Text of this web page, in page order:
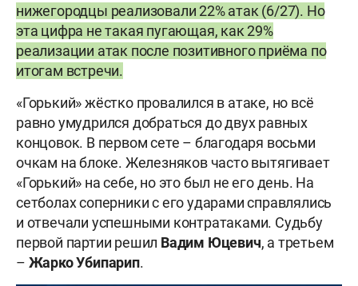
нижегородцы реализовали 22% атак (6/27). Но
эта цифра не такая пугающая, как 29%
реализации атак после позитивного приёма по
итогам встречи.
«Горький» жёстко провалился в атаке, но всё
равно умудрился добраться до двух равных
концовок. В первом сете – благодаря восьми
очкам на блоке. Железняков часто вытягивает
«Горький» на себе, но это был не его день. На
сетболах соперники с его ударами справлялись
и отвечали успешными контратаками. Судьбу
первой партии решил Вадим Юцевич, а третьем
– ЖаркоУбипарип.